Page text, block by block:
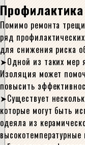
Помимо ремонта
ряд
для снижения риска
Одной из таких мер
Изоляция может
повысить
Существует
которые могут быть
одеяла из